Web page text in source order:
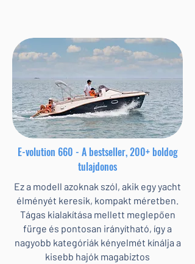
E-volution 660 - A bestseller, 200+ boldog
tulajdonos
Ez a modell azoknak szól, akik egy yacht
élményét keresik, kompakt méretben.
Tágas kialakítása mellett meglepően
fürge és pontosan irányítható, így a
nagyobb kategóriák kényelmét kínálja a
kisebb hajók magabiztos